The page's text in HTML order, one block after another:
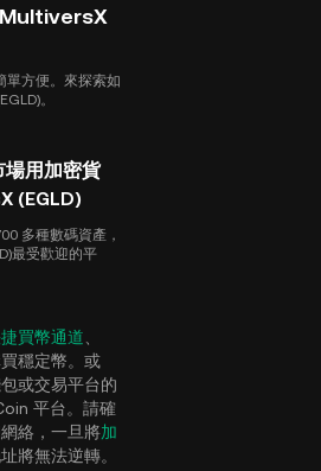
單方便。來探索如
。
用加密貨
(EGLD)
多種數碼資產，
最受歡迎的平
買幣通道
穩定幣。或
或交易平台的
平台。請確
絡，一旦將加
將無法逆轉。